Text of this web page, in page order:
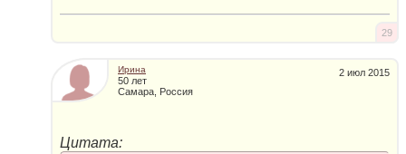
29
2 июл 2015
Ирина
50 лет
Самара, Россия
Цитата: